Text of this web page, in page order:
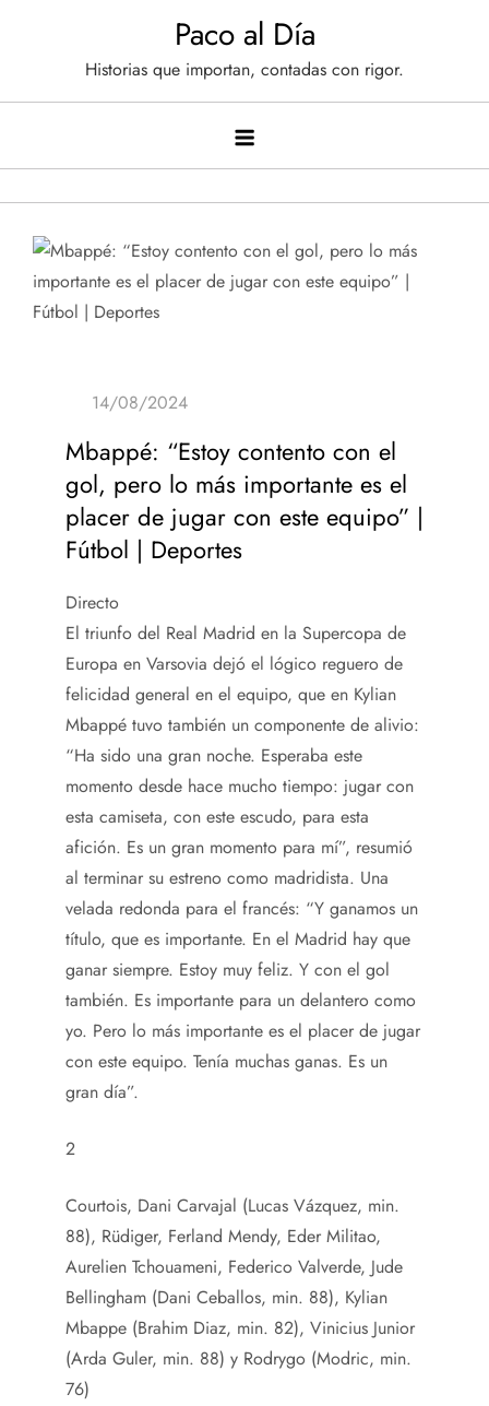
Paco al Día
Historias que importan, contadas con rigor.
Mbappé: “Estoy contento con el
gol, pero lo más importante es el
placer de jugar con este equipo” |
Fútbol | Deportes
Directo
El triunfo del Real Madrid en la Supercopa de
Europa en Varsovia dejó el lógico reguero de
felicidad general en el equipo, que en Kylian
Mbappé tuvo también un componente de alivio:
“Ha sido una gran noche. Esperaba este
momento desde hace mucho tiempo: jugar con
esta camiseta, con este escudo, para esta
afición. Es un gran momento para mí”, resumió
al terminar su estreno como madridista. Una
velada redonda para el francés: “Y ganamos un
título, que es importante. En el Madrid hay que
ganar siempre. Estoy muy feliz. Y con el gol
también. Es importante para un delantero como
yo. Pero lo más importante es el placer de jugar
con este equipo. Tenía muchas ganas. Es un
gran día”.
2
Courtois, Dani Carvajal (Lucas Vázquez, min.
88), Rüdiger, Ferland Mendy, Eder Militao,
Aurelien Tchouameni, Federico Valverde, Jude
Bellingham (Dani Ceballos, min. 88), Kylian
Mbappe (Brahim Diaz, min. 82), Vinicius Junior
(Arda Guler, min. 88) y Rodrygo (Modric, min.
76)